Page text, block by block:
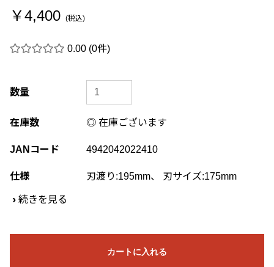
￥4,400 (税込)
0.00 (0件)
数量
在庫数 ◎ 在庫ございます
JANコード 4942042022410
仕様 刃渡り:195mm、 刃サイズ:175mm
› 続きを見る
カートに入れる